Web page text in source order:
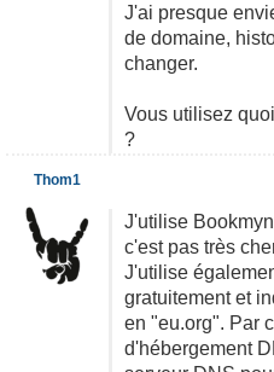
J'ai presque
de domaine,
changer.
Vous utilisez
?
J'utilise
c'est pas très
J'utilise
gratuitement et
en "eu.org". Par
d'hébergement
Thom1